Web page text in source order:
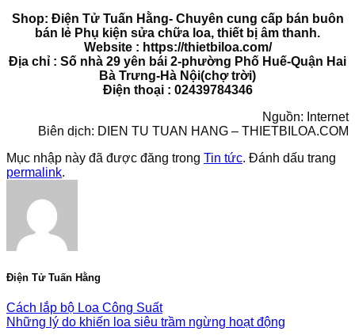
Shop: Điện Tử Tuấn Hằng- Chuyên cung cấp bán buôn
bán lẻ Phụ kiện sửa chữa loa, thiết bị âm thanh.
Website : https://thietbiloa.com/
Địa chỉ : Số nhà 29 yên bái 2-phường Phố Huế-Quận Hai
Bà Trưng-Hà Nội(chợ trời)
Điện thoại : 02439784346
Nguồn: Internet
Biên dịch: DIEN TU TUAN HANG – THIETBILOA.COM
Mục nhập này đã được đăng trong Tin tức. Đánh dấu trang
permalink.
Điện Tử Tuấn Hằng
Cách lắp bộ Loa Công Suất
Những lý do khiến loa siêu trầm ngừng hoạt động